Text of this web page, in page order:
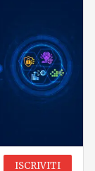
ISCRIVITI